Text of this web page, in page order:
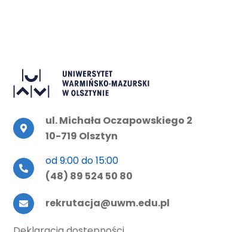
ul. Michała Oczapowskiego 2
10-719 Olsztyn
od 9:00 do 15:00
(48) 89 524 50 80
rekrutacja@uwm.edu.pl